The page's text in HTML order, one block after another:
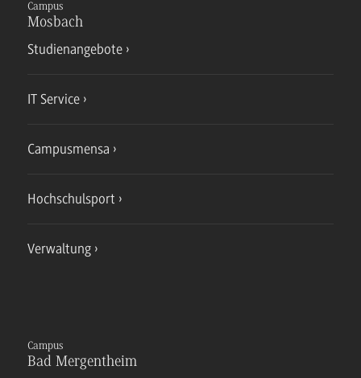
Campus
Mosbach
Studienangebote
IT Service
Campusmensa
Hochschulsport
Verwaltung
Campus
Bad Mergentheim